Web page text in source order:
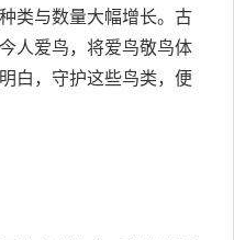
类与数量大幅增长。古
人爱鸟，将爱鸟敬鸟体
白，守护这些鸟类，便